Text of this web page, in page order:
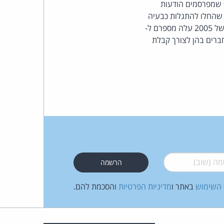
פרל
שמפרסמים הודעות
שהחלו להתגלות כבעיה
אשתקד. אז התאבדו ביפן 50 בני אדם באמצעות מידע שקיבלו באינטרנט ואילו במחצית הראשונה של 2005 עלה מספרם ל-
לגופים החברים בהן לצורך קבלת
(שוב)*
השימוש באתר ומדיניות הפרטיות והסכמת להם.